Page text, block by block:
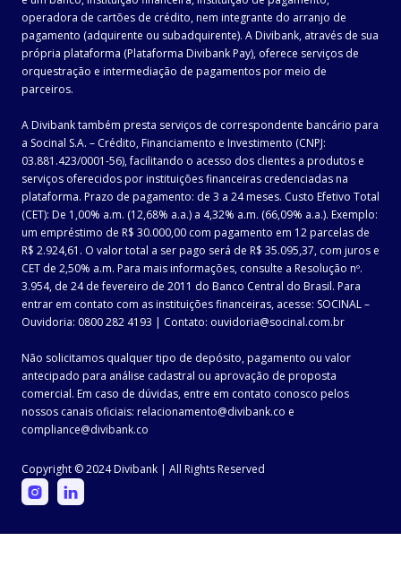
operadora de cartões de crédito, nem integrante do arranjo de
pagamento (adquirente ou subadquirente). A Divibank, através de sua
própria plataforma (Plataforma Divibank Pay), oferece serviços de
orquestração e intermediação de pagamentos por meio de
parceiros.
A Divibank também presta serviços de correspondente bancário para
a Socinal S.A. – Crédito, Financiamento e Investimento (CNPJ:
03.881.423/0001-56), facilitando o acesso dos clientes a produtos e
serviços oferecidos por instituições financeiras credenciadas na
plataforma. Prazo de pagamento: de 3 a 24 meses. Custo Efetivo Total
(CET): De 1,00% a.m. (12,68% a.a.) a 4,32% a.m. (66,09% a.a.). Exemplo:
um empréstimo de R$ 30.000,00 com pagamento em 12 parcelas de
R$ 2.924,61. O valor total a ser pago será de R$ 35.095,37, com juros e
CET de 2,50% a.m. Para mais informações, consulte a Resolução nº.
3.954, de 24 de fevereiro de 2011 do Banco Central do Brasil. Para
entrar em contato com as instituições financeiras, acesse: SOCINAL –
Ouvidoria: 0800 282 4193 | Contato: ouvidoria@socinal.com.br
Não solicitamos qualquer tipo de depósito, pagamento ou valor
antecipado para análise cadastral ou aprovação de proposta
comercial. Em caso de dúvidas, entre em contato conosco pelos
nossos canais oficiais: relacionamento@divibank.co e
compliance@divibank.co
Copyright © 2024 Divibank | All Rights Reserved